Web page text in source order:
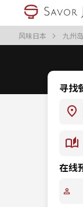
风味日本 九州岛
寻找
在线